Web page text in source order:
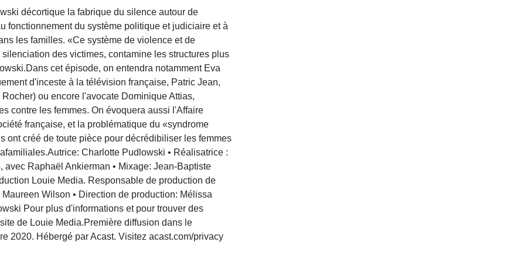
décortique la fabrique du silence autour de
fonctionnement du système politique et judiciaire et à
les familles. «Ce système de violence et de
des victimes, contamine les structures plus
cet épisode, on entendra notamment Eva
d'inceste à la télévision française, Patric Jean,
ou encore l'avocate Dominique Attias,
contre les femmes. On évoquera aussi l'Affaire
française, et la problématique du «syndrome
ont créé de toute pièce pour décrédibiliser les femmes
Charlotte Pudlowski • Réalisatrice :
Raphaël Ankierman • Mixage: Jean-Baptiste
Louie Media. Responsable de production de
Wilson • Direction de production: Mélissa
Pour plus d'informations et pour trouver des
de Louie Media.Première diffusion dans le
2020. Hébergé par Acast. Visitez acast.com/privacy